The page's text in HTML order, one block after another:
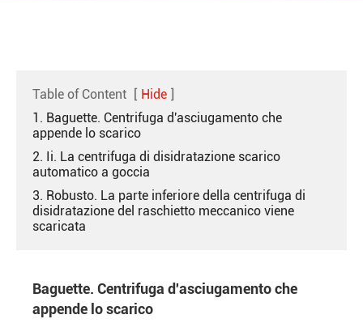
Table of Content [ Hide ]
1. Baguette. Centrifuga d'asciugamento che
appende lo scarico
2. Ii. La centrifuga di disidratazione scarico
automatico a goccia
3. Robusto. La parte inferiore della centrifuga di
disidratazione del raschietto meccanico viene
scaricata
Baguette. Centrifuga d'asciugamento che
appende lo scarico